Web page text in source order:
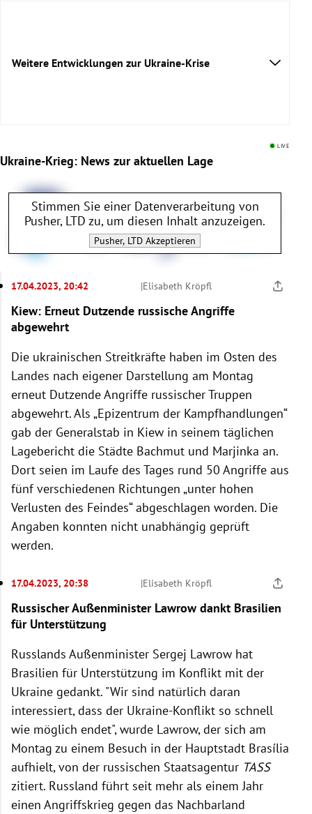
Weitere Entwicklungen zur Ukraine-Krise
2023
(mehr)
russischer Pipeline(mehr)
99.000 tote Soldaten
mehr
EU-Gasverbrauch
mehr
Offensive
Neue Waffen aus den USA
mehr
Lukaschenko rollt Putin den roten Teppich aus
mehr
LIVE
Ukraine-Krieg: News zur aktuellen Lage
Stimmen Sie einer Datenverarbeitung von
Pusher, LTD zu, um diesen Inhalt anzuzeigen.
Pusher, LTD Akzeptieren
17.04.2023, 20:42 |Elisabeth Kröpfl
Kiew: Erneut Dutzende russische Angriffe
abgewehrt
Die ukrainischen Streitkräfte haben im Osten des
Landes nach eigener Darstellung am Montag
erneut Dutzende Angriffe russischer Truppen
abgewehrt. Als „Epizentrum der Kampfhandlungen“
gab der Generalstab in Kiew in seinem täglichen
Lagebericht die Städte Bachmut und Marjinka an.
Dort seien im Laufe des Tages rund 50 Angriffe aus
fünf verschiedenen Richtungen „unter hohen
Verlusten des Feindes“ abgeschlagen worden. Die
Angaben konnten nicht unabhängig geprüft
werden.
17.04.2023, 20:38 |Elisabeth Kröpfl
Russischer Außenminister Lawrow dankt Brasilien
für Unterstützung
Russlands Außenminister Sergej Lawrow hat
Brasilien für Unterstützung im Konflikt mit der
Ukraine gedankt. "Wir sind natürlich daran
interessiert, dass der Ukraine-Konflikt so schnell
wie möglich endet", wurde Lawrow, der sich am
Montag zu einem Besuch in der Hauptstadt Brasília
aufhielt, von der russischen Staatsagentur TASS
zitiert. Russland führt seit mehr als einem Jahr
einen Angriffskrieg gegen das Nachbarland